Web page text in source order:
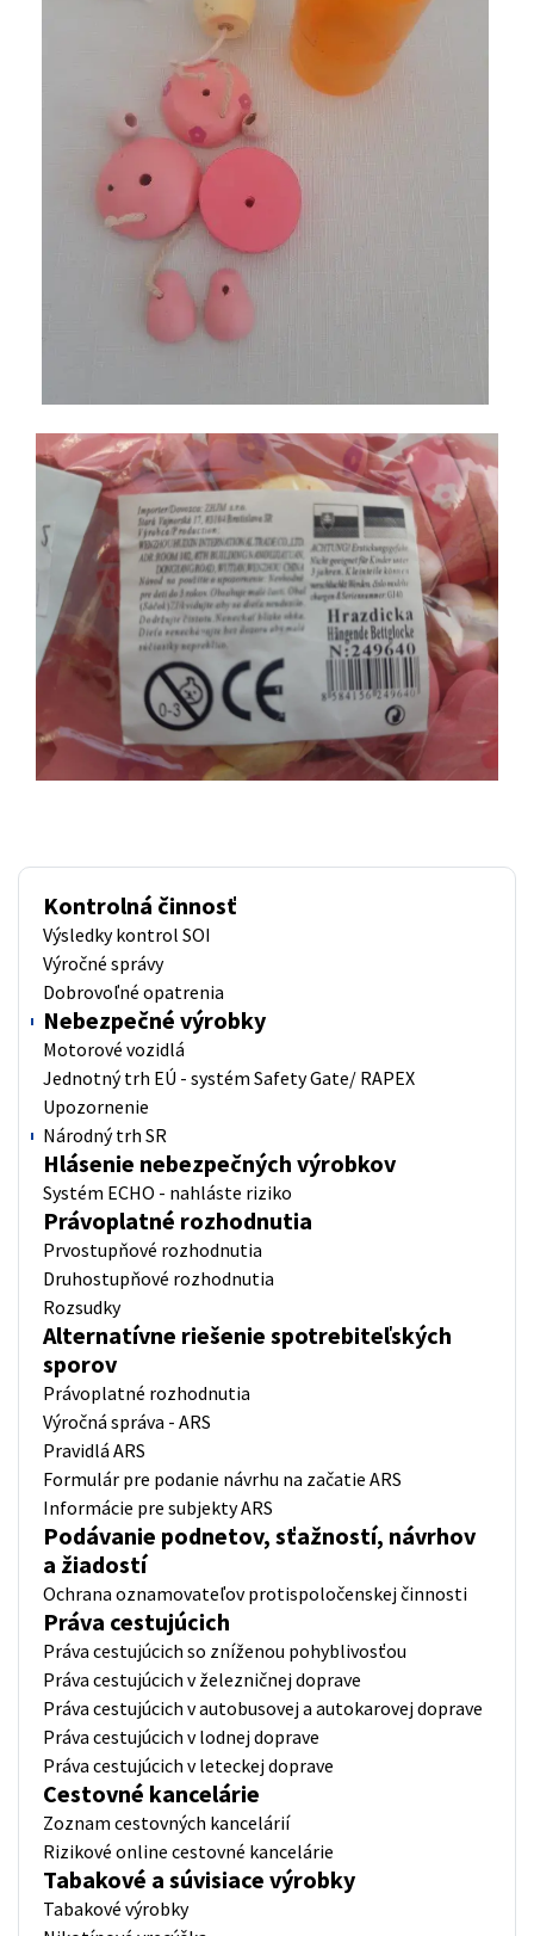
Kontrolná činnosť
Výsledky kontrol SOI
Výročné správy
Dobrovoľné opatrenia
Nebezpečné výrobky
Motorové vozidlá
Jednotný trh EÚ - systém Safety Gate/ RAPEX
Upozornenie
Národný trh SR
Hlásenie nebezpečných výrobkov
Systém ECHO - nahláste riziko
Právoplatné rozhodnutia
Prvostupňové rozhodnutia
Druhostupňové rozhodnutia
Rozsudky
Alternatívne riešenie spotrebiteľských
sporov
Právoplatné rozhodnutia
Výročná správa - ARS
Pravidlá ARS
Formulár pre podanie návrhu na začatie ARS
Informácie pre subjekty ARS
Podávanie podnetov, sťažností, návrhov
a žiadostí
Ochrana oznamovateľov protispoločenskej činnosti
Práva cestujúcich
Práva cestujúcich so zníženou pohyblivosťou
Práva cestujúcich v železničnej doprave
Práva cestujúcich v autobusovej a autokarovej doprave
Práva cestujúcich v lodnej doprave
Práva cestujúcich v leteckej doprave
Cestovné kancelárie
Zoznam cestovných kancelárií
Rizikové online cestovné kancelárie
Tabakové a súvisiace výrobky
Tabakové výrobky